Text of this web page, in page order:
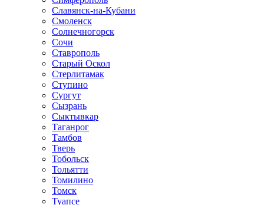
Славянск-на-Кубани
Смоленск
Солнечногорск
Сочи
Ставрополь
Старый Оскол
Стерлитамак
Ступино
Сургут
Сызрань
Сыктывкар
Таганрог
Тамбов
Тверь
Тобольск
Тольятти
Томилино
Томск
Туапсе